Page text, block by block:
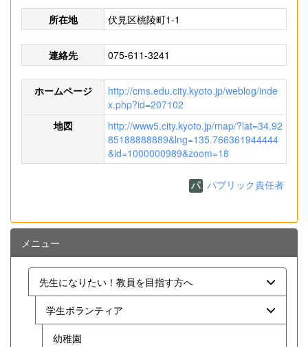
所在地 伏見区桃陵町1-1
連絡先 075-611-3241
ホームページ
http://cms.edu.city.kyoto.jp/weblog/inde
x.php?id=207102
地図
http://www5.city.kyoto.jp/map/?lat=34.92
85188888889&lng=135.766361944444
&id=1000000989&zoom=18
パブリック責任者
メニュー
先生になりたい！教員を目指す方へ
学生ボランティア
幼稚園